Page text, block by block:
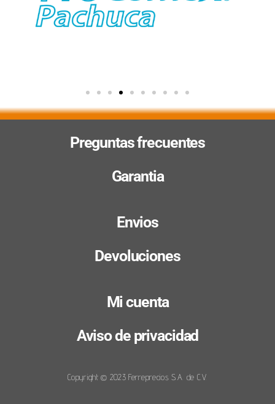
Preguntas frecuentes
Garantia
Envios
Devoluciones
Mi cuenta
Aviso de privacidad
Copyright © 2023 Ferreprecios S.A. de C.V.